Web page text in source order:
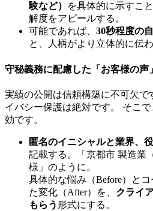
験など）
を具体的に示すこ
解度をアピールする。
可能であれば、 30秒程度の
と、人柄がより立体的に伝
守秘義務に配慮した「お客様の声
実績の公開は信頼構築に不可欠で
イバシー保護は絶対です。 そこ
効です。
匿名のイニシャルと業界、
記載する。「京都市 製造業
様」のように。
具体的な悩み（Before）と
た変化（After）を、 クライ
もらう形式にする。